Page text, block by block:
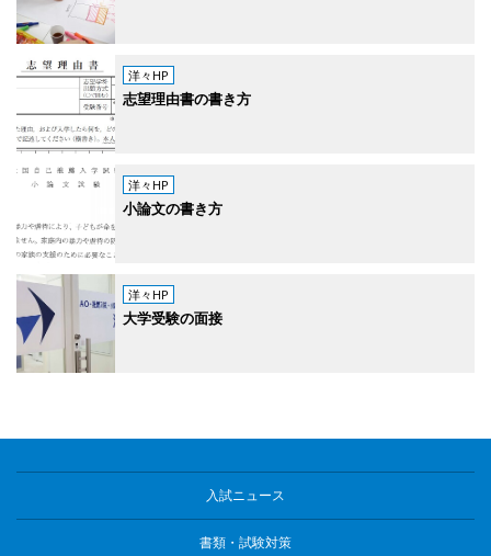
洋々HP
志望理由書の書き方
洋々HP
小論文の書き方
洋々HP
大学受験の面接
入試ニュース
書類・試験対策